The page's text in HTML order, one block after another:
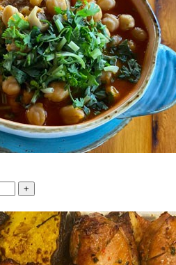
+